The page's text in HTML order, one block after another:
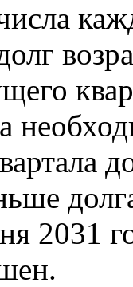
2031